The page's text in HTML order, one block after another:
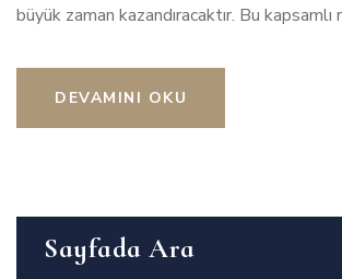
büyük zaman kazandıracaktır. Bu
DEVAMINI OKU
Sayfada Ara